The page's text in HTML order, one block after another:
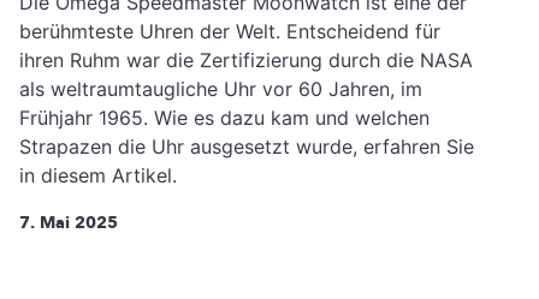
berühmteste Uhren der Welt. Entscheidend für
ihren Ruhm war die Zertifizierung durch die NASA
als weltraumtaugliche Uhr vor 60 Jahren, im
Frühjahr 1965. Wie es dazu kam und welchen
Strapazen die Uhr ausgesetzt wurde, erfahren Sie
in diesem Artikel.
7. Mai 2025